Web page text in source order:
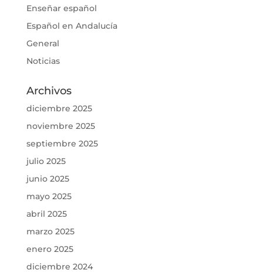
Enseñar español
Español en Andalucía
General
Noticias
Archivos
diciembre 2025
noviembre 2025
septiembre 2025
julio 2025
junio 2025
mayo 2025
abril 2025
marzo 2025
enero 2025
diciembre 2024